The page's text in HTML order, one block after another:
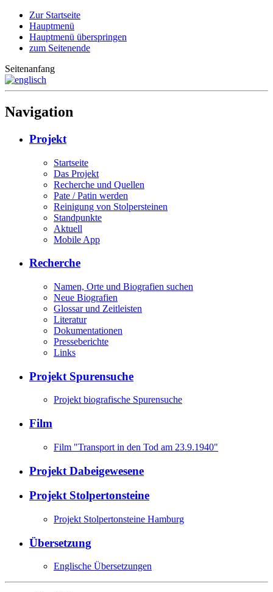
Zur Startseite
Hauptmenü
Hauptmenü überspringen
zum Seitenende
Seitenanfang
Navigation
Projekt
Startseite
Das Projekt
Recherche und Quellen
Pate / Patin werden
Reinigung von Stolpersteinen
Standpunkte
Aktuell
Mobile App
Recherche
Namen, Orte und Biografien suchen
Neue Biografien
Glossar und Zeitleisten
Literatur
Dokumentationen
Presseberichte
Links
Projekt Spurensuche
Projekt biografische Spurensuche
Film
Film "Transport in den Tod am 23.9.1940"
Projekt Dabeigewesene
Projekt Stolpertonsteine
Projekt Stolpertonsteine Hamburg
Übersetzung
Englische Übersetzungen